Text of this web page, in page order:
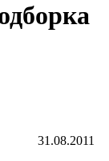
31.08.2011